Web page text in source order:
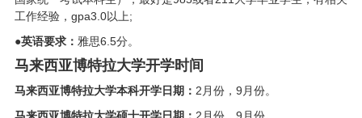
工作经验，gpa3.0以上;
●英语要求： 雅思6.5分。
马来西亚博特拉大学开学时间
马来西亚博特拉大学本科开学日期： 2月份，9月份。
马来西亚博特拉大学硕士开学日期： 2月份，9月份。